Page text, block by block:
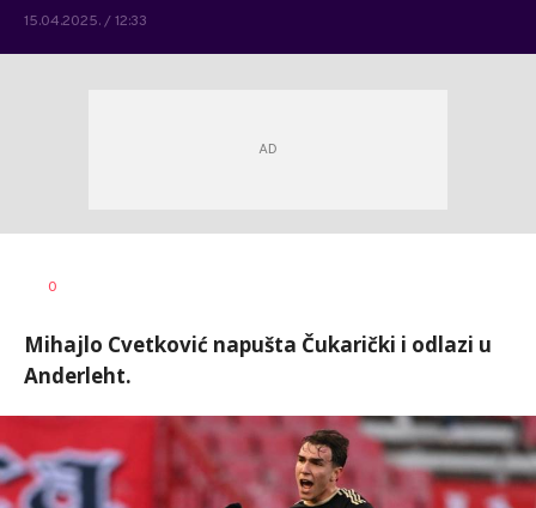
15.04.2025. / 12:33
0
Mihajlo Cvetković napušta Čukarički i odlazi u
Anderleht.